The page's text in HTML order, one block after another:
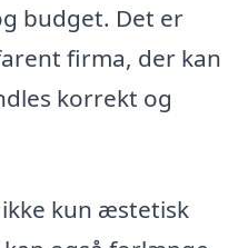
budget. Det er
firma, der kan
korrekt og
kun æstetisk